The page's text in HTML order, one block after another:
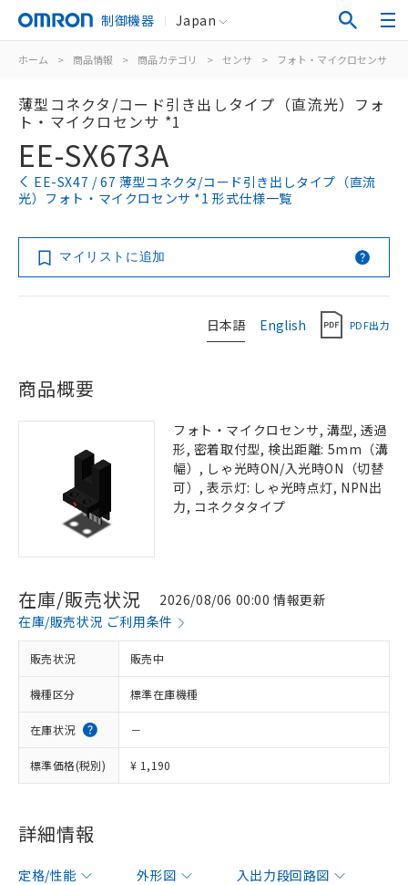
制御機器 Japan
ホーム > 商品情報 > 商品カテゴリ > センサ > フォト・マイクロセンサ
薄型コネクタ/コード引き出しタイプ（直流光）フォ
ト・マイクロセンサ *1
EE-SX673A
EE-SX47 / 67 薄型コネクタ/コード引き出しタイプ（直流
光）フォト・マイクロセンサ *1 形式仕様一覧
マイリストに追加
日本語 English PDF出力
商品概要
フォト・マイクロセンサ, 溝型, 透過
形, 密着取付型, 検出距離: 5mm（溝
幅）, しゃ光時ON/入光時ON（切替
可）, 表示灯: しゃ光時点灯, NPN出
力, コネクタタイプ
在庫/販売状況
2026/08/06 00:00 情報更新
在庫/販売状況 ご利用条件
販売状況 販売中
機種区分 標準在庫機種
在庫状況 －
標準価格(税別) ¥ 1,190
詳細情報
定格/性能 外形図
入出力段回路図